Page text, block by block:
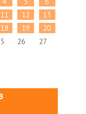
11 12
13
18 19
20
26
27